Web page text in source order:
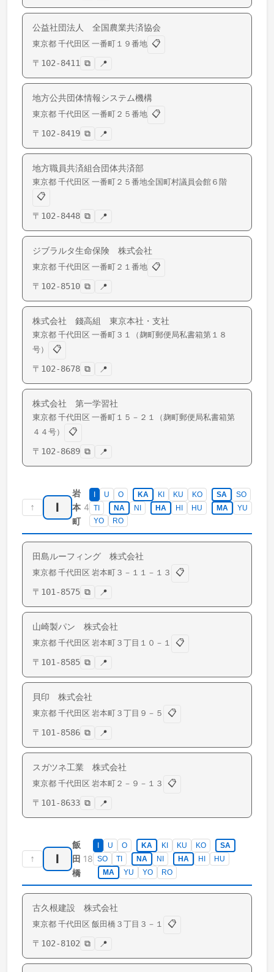
公益社団法人 全国農業共済協会
東京都 千代田区 一番町 １９番地 📋
〒 102-8411 ⧉ 📍
地方公共団体情報システム機構
東京都 千代田区 一番町 ２５番地 📋
〒 102-8419 ⧉ 📍
地方職員共済組合団体共済部
東京都 千代田区 一番町 ２５番地全国町村議員会館６階
📋
〒 102-8448 ⧉ 📍
ジブラルタ生命保険 株式会社
東京都 千代田区 一番町 ２１番地 📋
〒 102-8510 ⧉ 📍
株式会社 錢高組 東京本社・支社
東京都 千代田区 一番町 ３１（麹町郵便局私書箱第１８
号）
📋
〒 102-8678 ⧉ 📍
株式会社 第一学習社
東京都 千代田区 一番町 １５－２１（麹町郵便局私書箱第
４４号）
📋
〒 102-8689 ⧉ 📍
↑ I
岩
本
町
4
I U O KA KI KU KO SA
SO
TI
NA NI HA HI HU MA
YU
YO
RO
田島ルーフィング 株式会社
東京都 千代田区 岩本町 ３－１１－１３
📋
〒 101-8575 ⧉ 📍
山崎製パン 株式会社
東京都 千代田区 岩本町 ３丁目１０－１
📋
〒 101-8585 ⧉ 📍
貝印 株式会社
東京都 千代田区 岩本町 ３丁目９－５
📋
〒 101-8586 ⧉ 📍
スガツネ工業 株式会社
東京都 千代田区 岩本町 ２－９－１３
📋
〒 101-8633 ⧉ 📍
↑ I
飯
田
橋
18
I U O KA KI KU KO
SA
SO
TI NA NI HA HI
HU
MA
YU YO RO
古久根建設 株式会社
東京都 千代田区 飯田橋 ３丁目３－１
📋
〒 102-8102 ⧉ 📍